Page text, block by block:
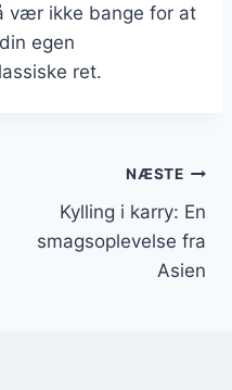
vær ikke bange for at
egen
ret.
NÆSTE
Kylling i karry: En
smagsoplevelse fra
Asien